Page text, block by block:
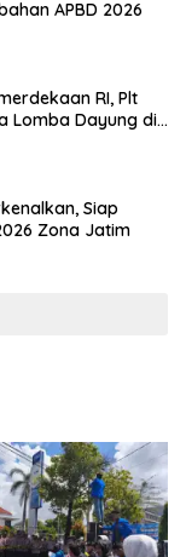
APBD 2026
RI, Plt
Lomba Dayung di
Siap
Zona Jatim